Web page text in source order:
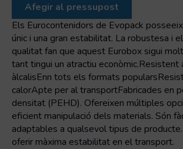
apilable
sòlida
Afegir al pressupost
Els Eurocontenidors de Evopack
únic i una gran estabilitat. La robustesa i
qualitat fan que aquest Eurobox sigui
tant tingui un atractiu econòmic.Resistent
àlcalisEnn tots els formats
calorApte per al transportFabricades en
densitat (PEHD). Ofereixen múltiples
eficient manipulació dels materials. Són
adaptables a qualsevol tipus de
oferir màxima estabilitat en el transport.